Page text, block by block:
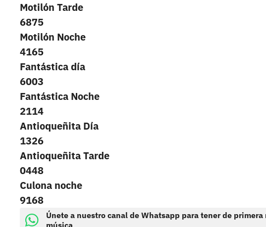
Motilón Tarde
6875
Motilón Noche
4165
Fantástica día
6003
Fantástica Noche
2114
Antioqueñita Día
1326
Antioqueñita Tarde
0448
Culona noche
9168
Únete a nuestro canal de Whatsapp para tener de